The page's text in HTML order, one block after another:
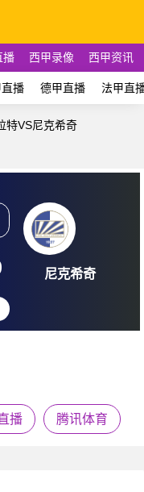
播 西甲录像 西甲资讯
播 德甲直播 法甲直
特VS尼克希奇
杯
08 23:00
0 尼克
播 腾讯体育